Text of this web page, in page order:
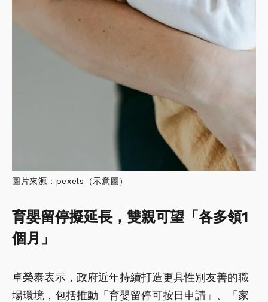
圖片來源：pexels（示意圖）
育嬰留停擬延長，雙親可望「各多領1
個月」
卓榮泰表示，政府近年持續打造更具性別友善的職
場環境，包括推動「育嬰留停可按日申請」、「家